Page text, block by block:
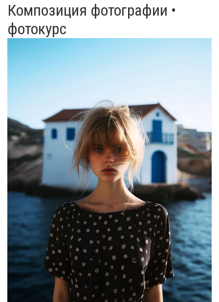
Композиция фотографии •
фотокурс